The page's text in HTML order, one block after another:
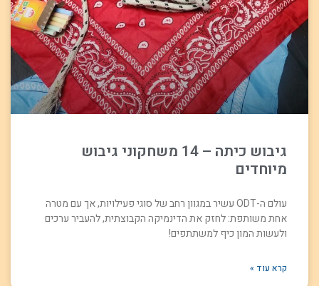
גיבוש כיתה – 14 משחקוני גיבוש
מיוחדים
עולם ה-ODT עשיר במגוון רחב של סוגי פעילויות, אך עם מטרה
אחת משותפת: לחזק את הדינמיקה הקבוצתית, להעביר ערכים
ולעשות המון כיף למשתתפים!
קרא עוד »